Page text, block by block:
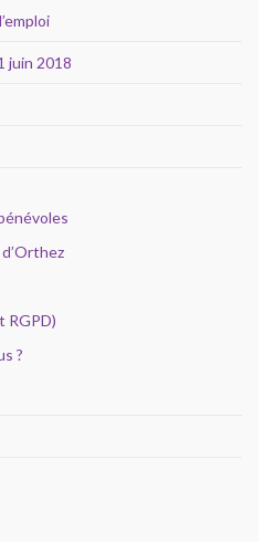
juin 2018
RGPD)
?